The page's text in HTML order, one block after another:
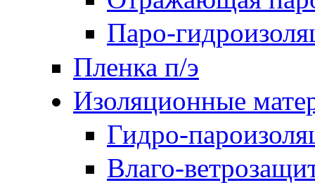
Паро-
Пленка п/э
Изоляционные
Гидро-
Влаго-